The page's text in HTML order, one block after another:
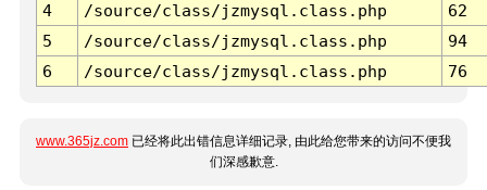
4
/source/class/jzmysql.class.php
62
5
/source/class/jzmysql.class.php
94
6
/source/class/jzmysql.class.php 76
www.365jz.com 已经将此出错信息详细记录, 由此给您带来的访问不便我
们深感歉意.